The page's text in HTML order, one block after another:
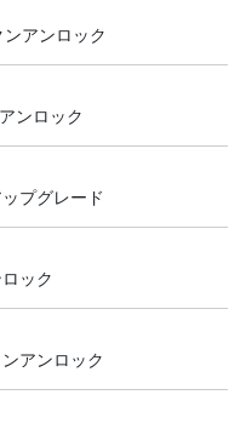
アンロック
ンロック
プグレード
ック
アンロック